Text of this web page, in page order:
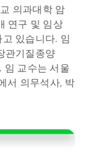
의과대학 암
연구 및 임상
있습니다. 임
관기질종양
. 임 교수는 서울
서 의무석사, 박